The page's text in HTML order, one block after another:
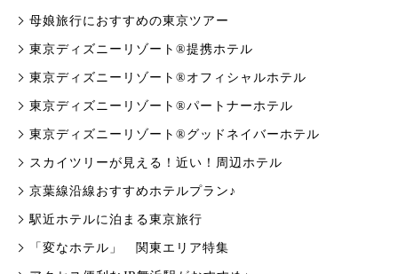
母娘旅行におすすめの東京ツアー
東京ディズニーリゾート®提携ホテル
東京ディズニーリゾート®オフィシャルホテル
東京ディズニーリゾート®パートナーホテル
東京ディズニーリゾート®グッドネイバーホテル
スカイツリーが見える！近い！周辺ホテル
京葉線沿線おすすめホテルプラン♪
駅近ホテルに泊まる東京旅行
「変なホテル」 関東エリア特集